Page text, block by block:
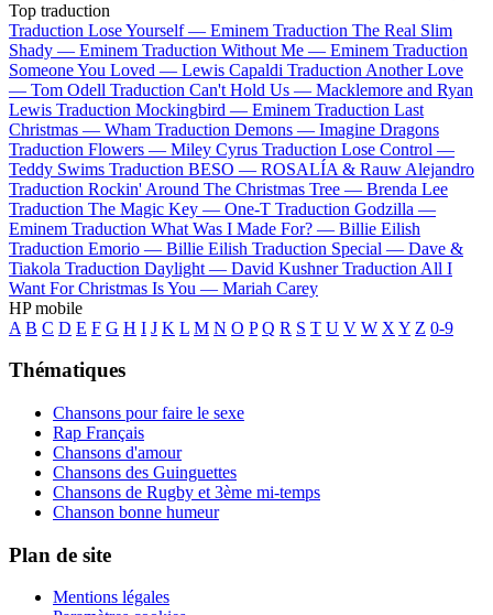
Top traduction
Traduction Lose Yourself — Eminem Traduction The Real Slim
Shady — Eminem Traduction Without Me — Eminem Traduction
Someone You Loved — Lewis Capaldi Traduction Another Love
— Tom Odell Traduction Can't Hold Us — Macklemore and Ryan
Lewis Traduction Mockingbird — Eminem Traduction Last
Christmas — Wham Traduction Demons — Imagine Dragons
Traduction Flowers — Miley Cyrus Traduction Lose Control —
Teddy Swims Traduction BESO — ROSALÍA & Rauw Alejandro
Traduction Rockin' Around The Christmas Tree — Brenda Lee
Traduction The Magic Key — One-T Traduction Godzilla —
Eminem Traduction What Was I Made For? — Billie Eilish
Traduction Emorio — Billie Eilish Traduction Special — Dave &
Tiakola Traduction Daylight — David Kushner Traduction All I
Want For Christmas Is You — Mariah Carey
HP mobile
A B C D E F G H I J K L M N O P Q R S T U V W X Y Z 0-9
Thématiques
Chansons pour faire le sexe
Rap Français
Chansons d'amour
Chansons des Guinguettes
Chansons de Rugby et 3ème mi-temps
Chanson bonne humeur
Plan de site
Mentions légales